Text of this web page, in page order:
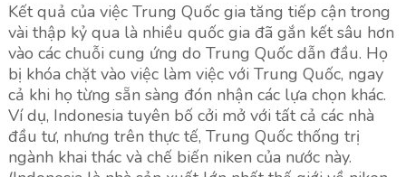
Kết quả của việc Trung Quốc gia tăng tiếp cận trong
vài thập kỷ qua là nhiều quốc gia đã gắn kết sâu hơn
vào các chuỗi cung ứng do Trung Quốc dẫn đầu. Họ
bị khóa chặt vào việc làm việc với Trung Quốc, ngay
cả khi họ từng sẵn sàng đón nhận các lựa chọn khác.
Ví dụ, Indonesia tuyên bố cởi mở với tất cả các nhà
đầu tư, nhưng trên thực tế, Trung Quốc thống trị
ngành khai thác và chế biến niken của nước này.